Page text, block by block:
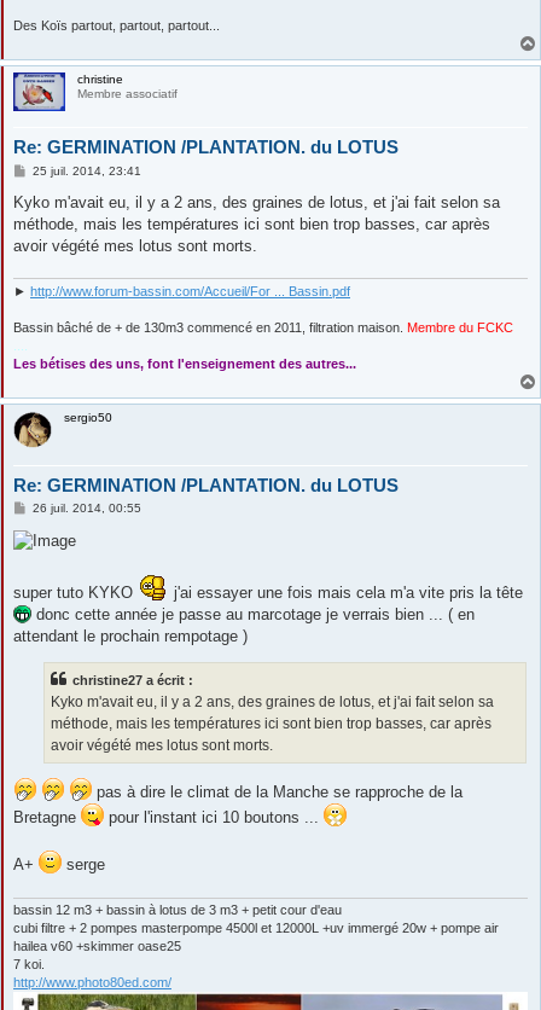
Des Koïs partout, partout, partout...
christine
Membre associatif
Re: GERMINATION /PLANTATION. du LOTUS
M
s
s
a
g
25 juil. 2014, 23:41
Kyko m'avait eu, il y a 2 ans, des graines de lotus, et j'ai fait selon sa
méthode, mais les températures ici sont bien trop basses, car après
avoir végété mes lotus sont morts.
► http://www.forum-bassin.com/Accueil/For ... Bassin.pdf
Bassin bâché de + de 130m3 commencé en 2011, filtration maison. Membre du FCKC
Les bétises des uns, font l'enseignement des autres...
sergio50
Re: GERMINATION /PLANTATION. du LOTUS
M
s
s
e
26 juil. 2014, 00:55
super tuto KYKO
j'ai essayer une fois mais cela m'a vite pris la tête
donc cette année je passe au marcotage je verrais bien ... ( en
attendant le prochain rempotage )
christine27 a écrit :
Kyko m'avait eu, il y a 2 ans, des graines de lotus, et j'ai fait selon sa
méthode, mais les températures ici sont bien trop basses, car après
avoir végété mes lotus sont morts.
pas à dire le climat de la Manche se rapproche de la
Bretagne
pour l'instant ici 10 boutons ...
A+ serge
bassin 12 m3 + bassin à lotus de 3 m3 + petit cour d'eau
cubi filtre + 2 pompes masterpompe 4500l et 12000L +uv immergé 20w + pompe air
hailea v60 +skimmer oase25
7 koi.
http://www.photo80ed.com/